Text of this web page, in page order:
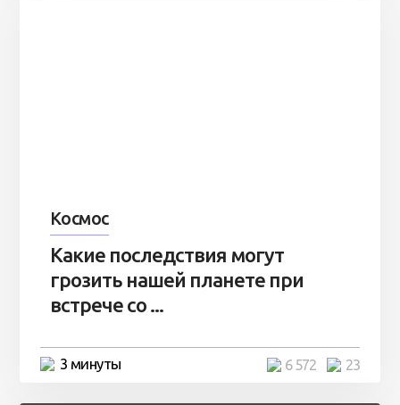
Космос
Какие последствия могут
грозить нашей планете при
встрече со ...
3 минуты 23
6 572